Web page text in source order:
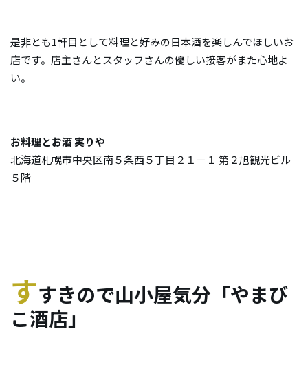
是非とも1軒目として料理と好みの日本酒を楽しんでほしいお
店です。店主さんとスタッフさんの優しい接客がまた心地よ
い。
お料理とお酒 実りや
北海道札幌市中央区南５条西５丁目２１－１ 第２旭観光ビル
５階
すすきので山小屋気分「やまび
こ酒店」